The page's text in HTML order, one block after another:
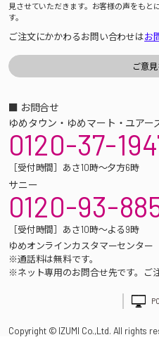
見させていただきます。お客様の声をもと
す。
ご注文にかかわるお問い合わせはお
■ お問合せ
ゆめタウン・ゆめマート・ユアー
0120-37-
［受付時間］あさ10時～夕方6時
サニー
0120-93-
［受付時間］あさ10時～よる9時
ゆめオンラインカスタマーセンター
※通話料は無料です。
※ネット専用のお問合せ先です。ご
Copyright © IZUMI Co.,Ltd. All rights